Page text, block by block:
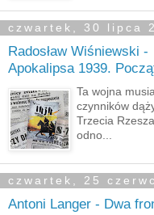
czwartek, 30 lipca
Radosław Wiśniewski -
Apokalipsa 1939.
Ta wojna
czynników
Trzecia
odno...
czwartek, 25
Antoni Langer - Dwa